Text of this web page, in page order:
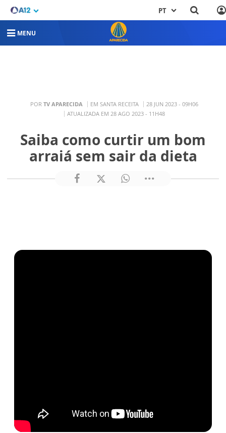
PT
MENU
POR TV APARECIDA EM SANTA RECEITA
28 JUN 2023 - 09H06
ATUALIZADA EM 28 AGO 2023 - 11H48
Saiba como curtir um bom
arraiá sem sair da dieta